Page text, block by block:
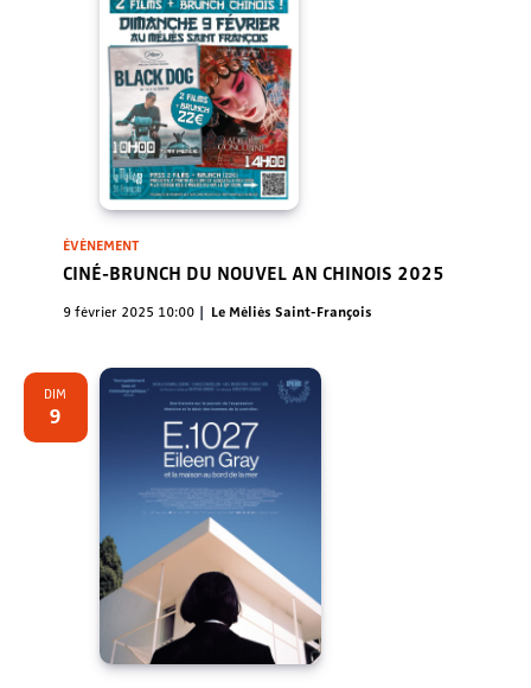
ÉVÈNEMENT
CINÉ-BRUNCH DU NOUVEL AN CHINOIS 2025
9 février 2025 10:00 Le Méliès Saint-François
DIM
9